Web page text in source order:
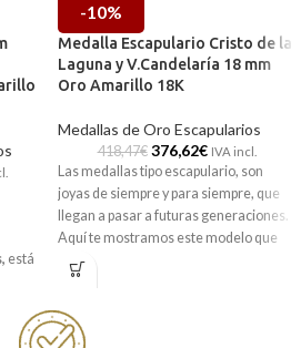
está
-10%
Medalla Escapulario Cristo de la
Laguna y V.Candelaría 18 mm
Oro Amarillo 18K
Medallas de Oro Escapularios
418,47€ 376,62€ IVA incl.
Las medallas tipo escapulario, son
joyas de siempre y para siempre, que
llegan a pasar a futuras generaciones.
Aquí te mostramos este modelo que
combina el
Virgen Candelaria
laterales.